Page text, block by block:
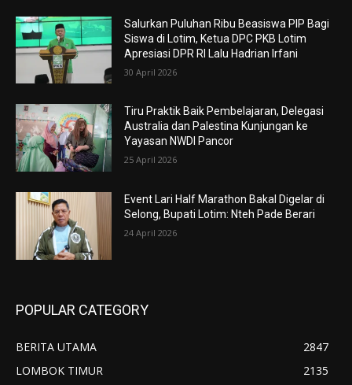
Salurkan Puluhan Ribu Beasiswa PIP Bagi
Siswa di Lotim, Ketua DPC PKB Lotim
Apresiasi DPR RI Lalu Hadrian Irfani
30 April 2026
Tiru Praktik Baik Pembelajaran, Delegasi
Australia dan Palestina Kunjungan ke
Yayasan NWDI Pancor
25 April 2026
Event Lari Half Marathon Bakal Digelar di
Selong, Bupati Lotim: Nteh Pade Berari
24 April 2026
POPULAR CATEGORY
BERITA UTAMA
2847
LOMBOK TIMUR
2135